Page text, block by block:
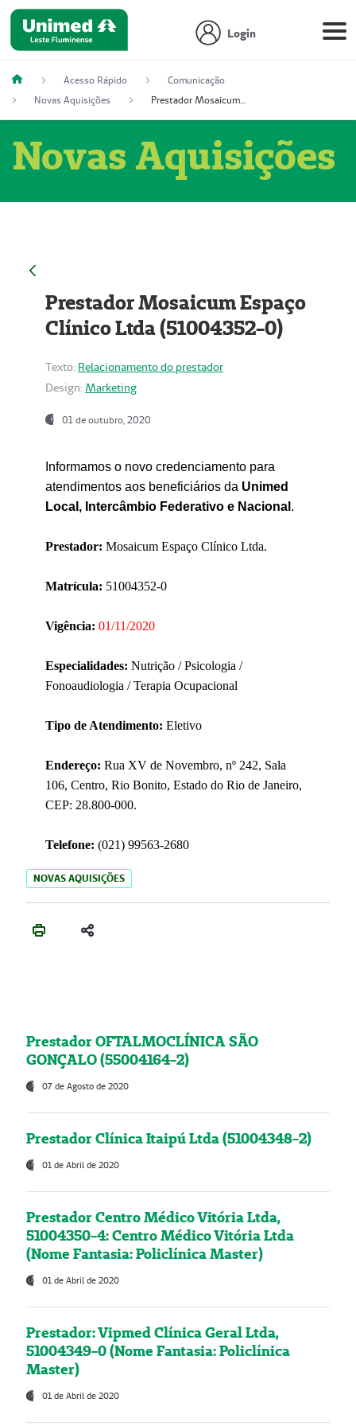
Login
Acesso Rápido
Comunicação
Novas Aquisições
Prestador Mosaicum Espaço Clínico Ltda (51004352-0)
Novas Aquisições
Prestador Mosaicum Espaço
Clínico Ltda (51004352-0)
Texto: Relacionamento do prestador
Design: Marketing
01 de outubro, 2020
Informamos o novo credenciamento para
atendimentos aos beneficiários da Unimed
Local, Intercâmbio Federativo e Nacional .
Prestador: Mosaicum Espaço Clínico Ltda.
Matrícula: 51004352-0
Vigência: 01/11/2020
Especialidades: Nutrição / Psicologia /
Fonoaudiologia / Terapia Ocupacional
Tipo de Atendimento: Eletivo
Endereço: Rua XV de Novembro, nº 242, Sala
106, Centro, Rio Bonito, Estado do Rio de Janeiro,
CEP: 28.800-000.
Telefone: (021) 99563-2680
NOVAS AQUISIÇÕES
Prestador OFTALMOCLÍNICA SÃO
GONÇALO (55004164-2)
07 de Agosto de 2020
Prestador Clínica Itaipú Ltda (51004348-2)
01 de Abril de 2020
Prestador Centro Médico Vitória Ltda,
51004350-4: Centro Médico Vitória Ltda
(Nome Fantasia: Policlínica Master)
01 de Abril de 2020
Prestador: Vipmed Clínica Geral Ltda,
51004349-0 (Nome Fantasia: Policlínica
Master)
01 de Abril de 2020